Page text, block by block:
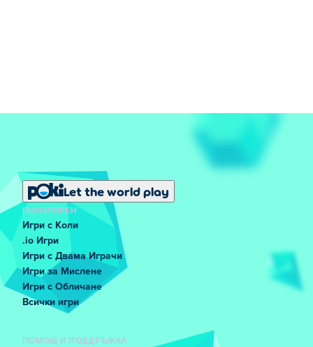
Let the world play
ПОПУЛЯРЕН
Игри с Коли
.io Игри
Игри с Двама Играчи
Игри за Мислене
Игри с Обличане
Всички игри
ПОМОЩ И ПОДДРЪЖКА